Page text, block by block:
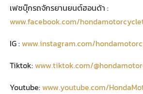
เฟซบุ๊กรถจักรยานยนต์ฮอนด้า :
www.facebook.com/
IG :www.instagram.com/
Tiktok:www.tiktok.com/
Youtube:www.youtube.com/